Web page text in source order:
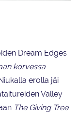
Dream Edges
korvessa
erolla jäi
Valley
The Giving Tree.